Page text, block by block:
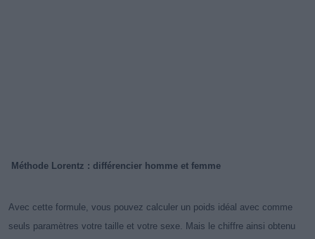
Méthode Lorentz : différencier homme et femme
Avec cette formule, vous pouvez calculer un poids idéal avec comme
seuls paramètres votre taille et votre sexe. Mais le chiffre ainsi obtenu